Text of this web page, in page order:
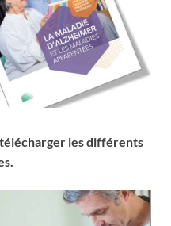
les différents